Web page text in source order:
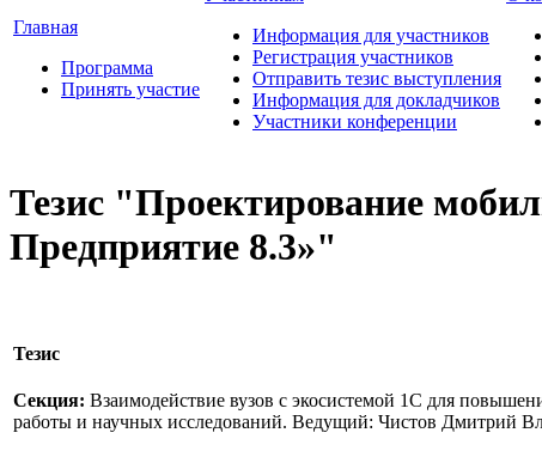
Главная
Программа
Принять участие
Информация для участников
Регистрация участников
Отправить тезис выступления
Информация для докладчиков
Участники конференции
Тезис "Проектирование
Предприятие 8.3»"
Тезис
Секция: Взаимодействие вузов с экосистемой 1С для
работы и научных исследований. Ведущий: Чистов Дмитрий